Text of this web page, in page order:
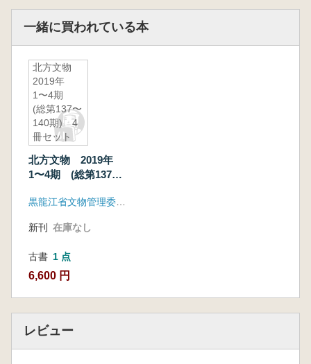
一緒に買われている本
北方文物
2019年
1〜4期
(総第137〜
140期) 4
冊セット
北方文物 2019年
1〜4期 (総第137〜
新刊 在庫なし
古書 1 点
6,600 円
レビュー